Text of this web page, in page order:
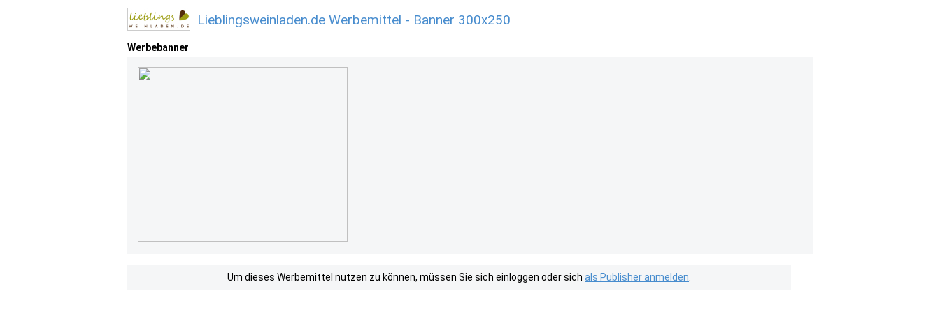
Lieblingsweinladen.de Werbemittel - Banner 300x250
Werbebanner
Um dieses Werbemittel nutzen zu können, müssen Sie sich einloggen oder sich als Publisher anmelden